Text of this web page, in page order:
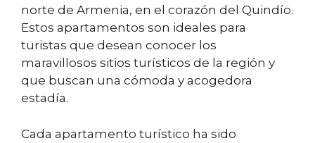
norte de Armenia, en el corazón del Quindío.
Estos apartamentos son ideales para
turistas que desean conocer los
maravillosos sitios turísticos de la región y
que buscan una cómoda y acogedora
estadía.
Cada apartamento turístico ha sido